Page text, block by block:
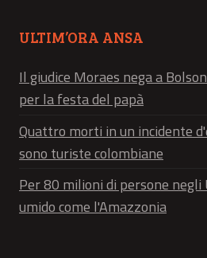
ULTIM’ORA ANSA
Il giudice Moraes nega a
per la festa del papà
Quattro morti in un incidente
sono turiste colombiane
Per 80 milioni di persone negli
umido come l'Amazzonia